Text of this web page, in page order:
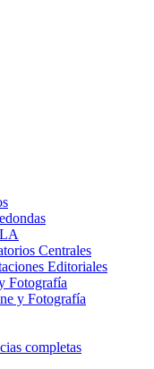
Centrales
Editoriales
Fotografía
y Fotografía
completas